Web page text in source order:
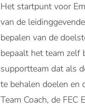
Het startpunt voor
van de
bepalen van de
bepaalt het team zelf
supportteam dat als
te behalen doelen en
Team Coach, de FEC